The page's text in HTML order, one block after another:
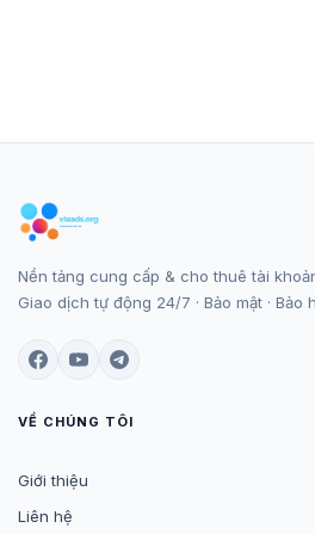
Nền tảng cung cấp & cho thuê tài
Giao dịch tự động 24/7 · Bảo mật · Bảo
VỀ CHÚNG TÔI
Giới thiệu
Liên hệ